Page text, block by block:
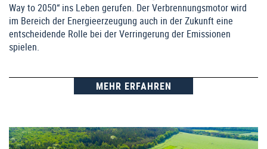
Way to 2050“ ins Leben gerufen. Der Verbrennungsmotor wird
im Bereich der Energieerzeugung auch in der Zukunft eine
entscheidende Rolle bei der Verringerung der Emissionen
spielen.
MEHR ERFAHREN